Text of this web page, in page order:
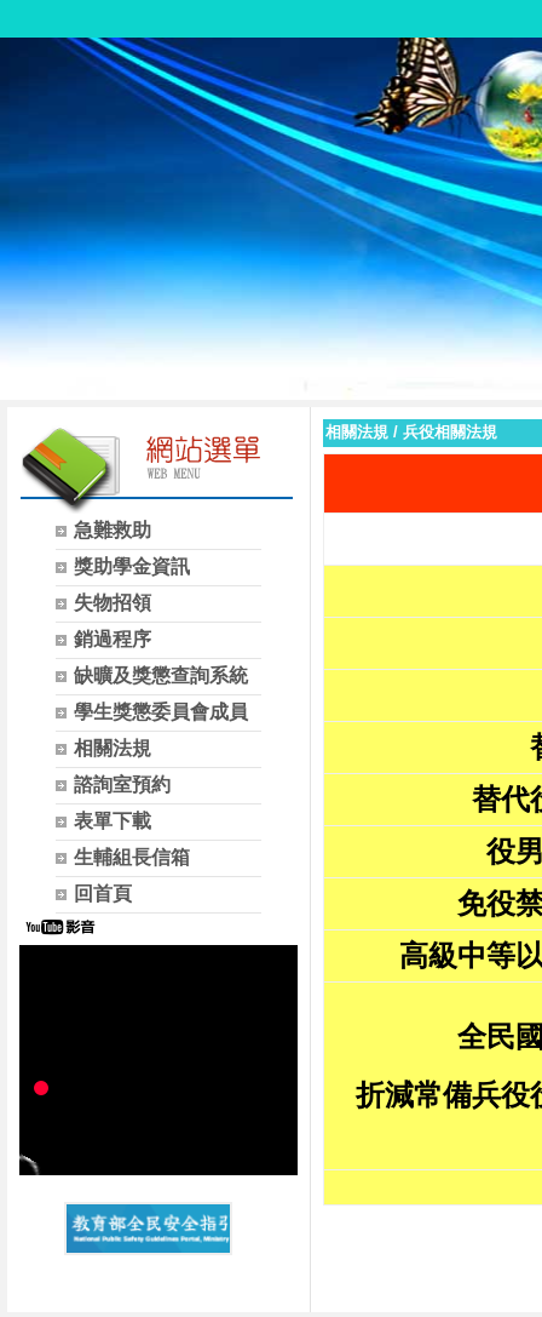
急難救助
獎助學金資訊
失物招領
銷過程序
缺曠及獎懲查詢系統
學生獎懲委員會成員
相關法規
諮詢室預約
表單下載
生輔組長信箱
回首頁
相關法規 / 兵役相關法規
替代
役
免役
高級中等
全民
折減常備兵役